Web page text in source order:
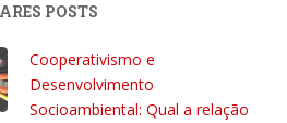
POSTS
Cooperativismo e
Desenvolvimento
Socioambiental: Qual a relação